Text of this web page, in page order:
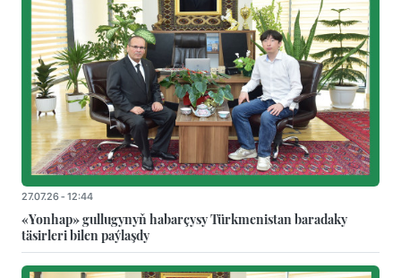
27.07.26 - 12:44
«Yonhap» gullugynyň habarçysy Türkmenistan baradaky
täsirleri bilen paýlaşdy